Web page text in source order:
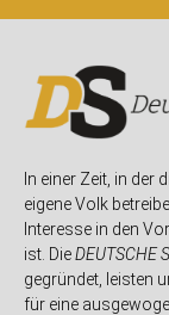
In einer Zeit, in der
eigene Volk
Interesse in den
ist. DieDEUTSCHE
gegründet, leisten
für eine